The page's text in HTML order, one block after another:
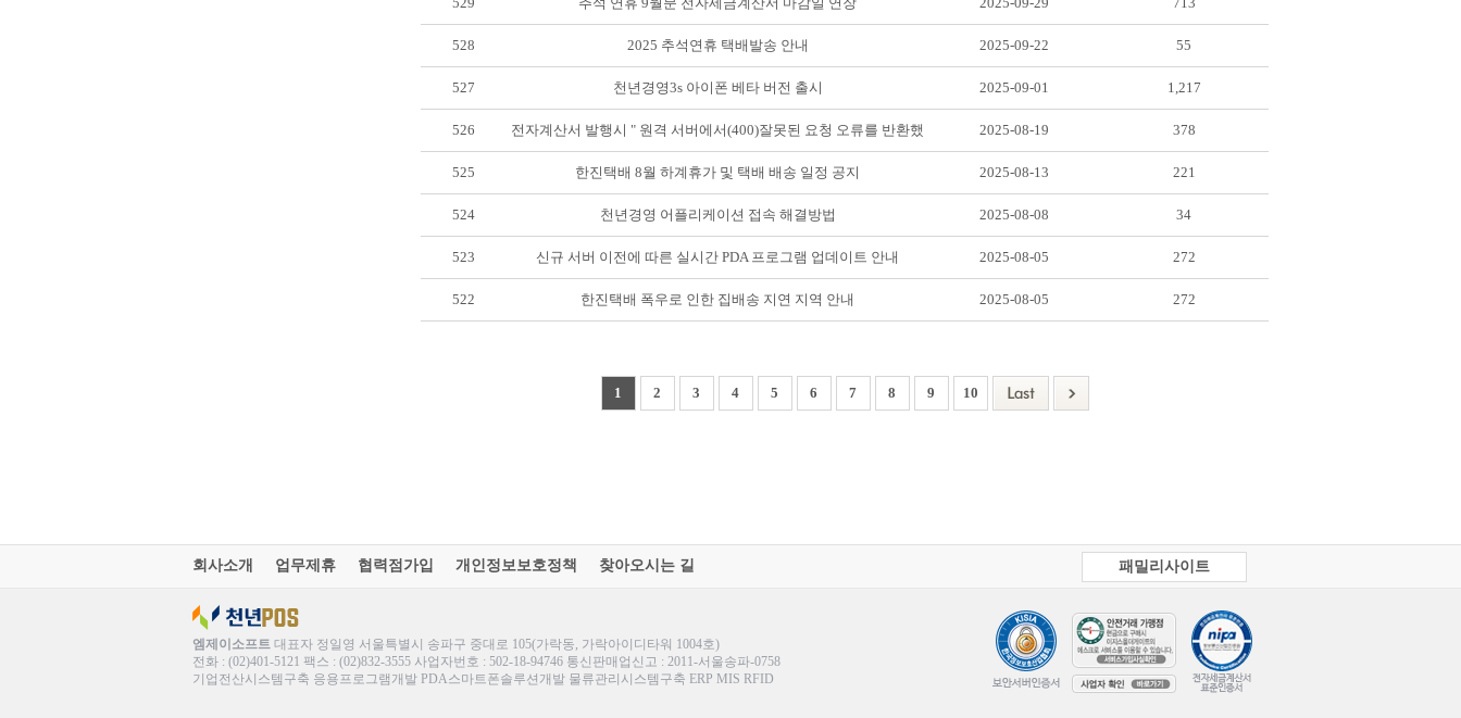
528 2025 추석연휴 택배발송 안내 2025-09-22 55
527 천년경영3s 아이폰 베타 버전 출시 2025-09-01 1,217
526 전자계산서 발행시 " 원격 서버에서(400)잘못된 요청 오류를 반환했
습니다" 메세지
2025-08-19 378
525 한진택배 8월 하계휴가 및 택배 배송 일정 공지 2025-08-13 221
524 천년경영 어플리케이션 접속 해결방법 2025-08-08 34
523 신규 서버 이전에 따른 실시간 PDA 프로그램 업데이트 안내 2025-08-05 272
522 한진택배 폭우로 인한 집배송 지연 지역 안내 2025-08-05 272
1 2 3 4 5 6 7 8 9 10
회사소개 업무제휴 협력점가입 개인정보보호정책 찾아오시는 길 패밀리사이트
엠제이소프트 대표자 정일영 서울특별시 송파구 중대로 105(가락동, 가락아이디타워 1004호)
전화 : (02)401-5121 팩스 : (02)832-3555 사업자번호 : 502-18-94746 통신판매업신고 : 2011-서울송파-0758
기업전산시스템구축 응용프로그램개발 PDA스마트폰솔루션개발 물류관리시스템구축 ERP MIS RFID